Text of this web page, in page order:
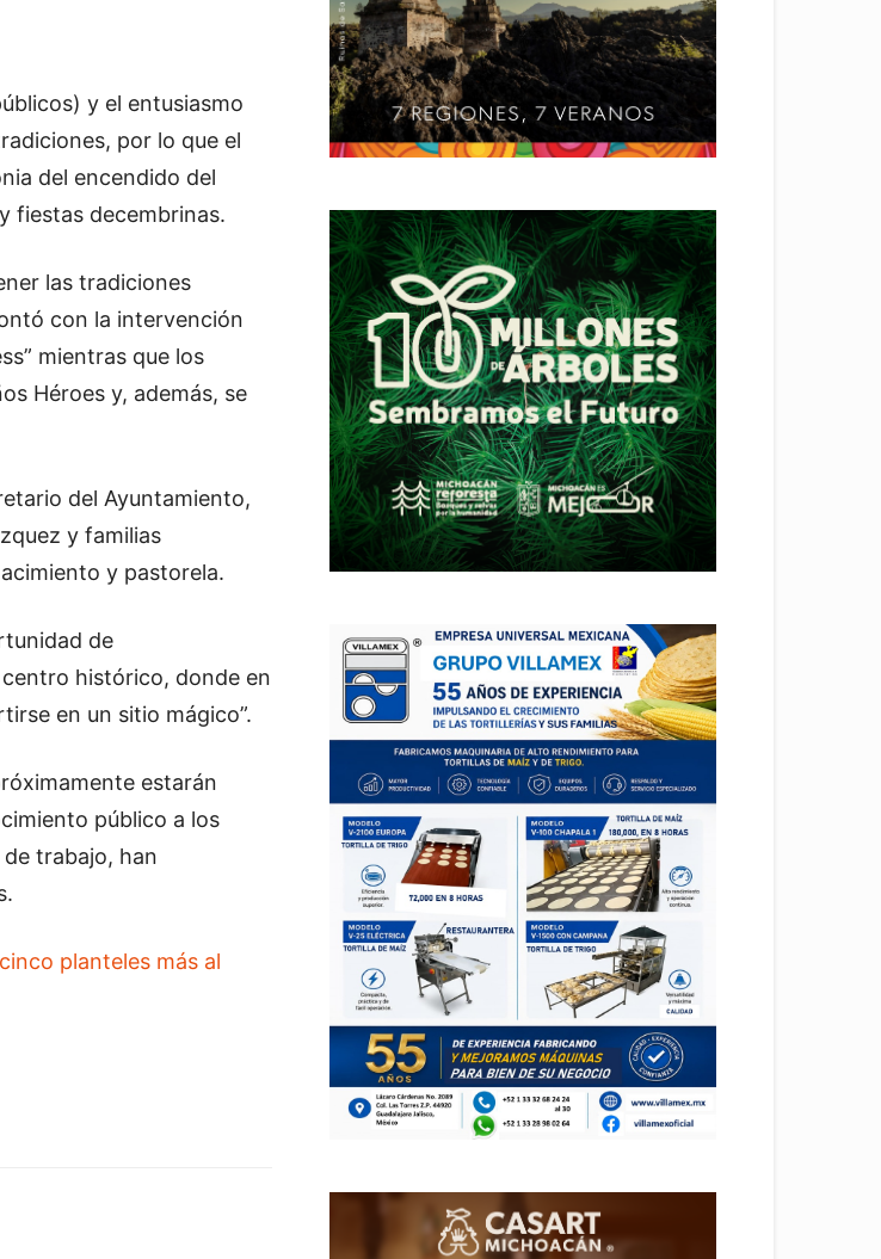
y el entusiasmo
por lo que el
del encendido del
fiestas decembrinas.
las tradiciones
con la intervención
mientras que los
Héroes y, además, se
del Ayuntamiento,
y familias
y pastorela.
de
histórico, donde en
en un sitio mágico”.
estarán
público a los
trabajo, han
planteles más al